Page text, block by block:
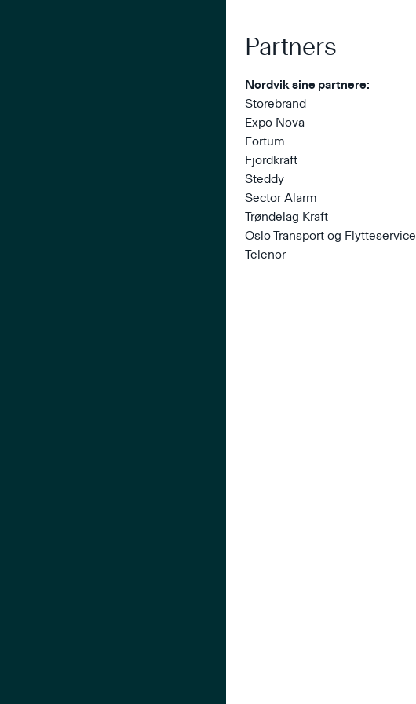
Partners
Nordvik sine partnere:
Storebrand
Expo Nova
Fortum
Fjordkraft
Steddy
Sector Alarm
Trøndelag Kraft
Oslo Transport og Flytteservice
Telenor